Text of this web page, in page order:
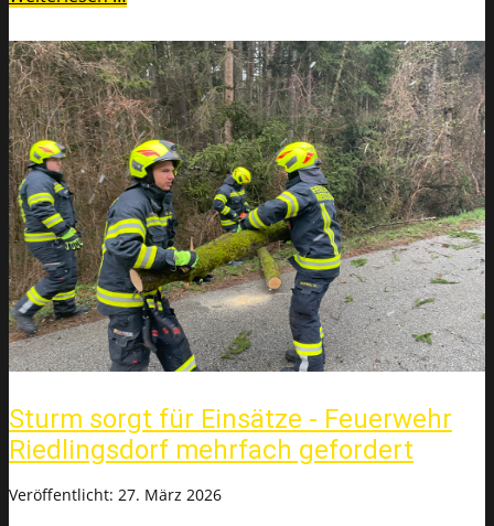
Sturm sorgt für Einsätze - Feuerwehr
Riedlingsdorf mehrfach gefordert
Veröffentlicht: 27. März 2026